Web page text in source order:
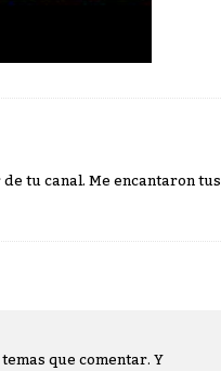
de tu canal. Me encantaron tus
que comentar. Y